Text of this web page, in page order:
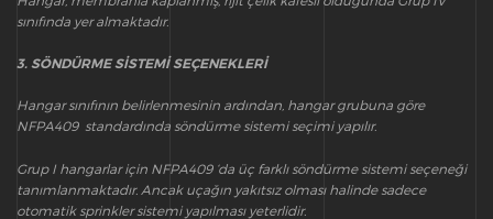
sınıfında yer almaktadır.
3. SÖNDÜRME SİSTEMİ SEÇENEKLERİ
Hangar sınıfının belirlenmesinin ardından, hangar grubuna göre
NFPA409 standardında söndürme sistemi seçimi yapılır.
Grup I hangarlar için NFPA409 ‘da üç farklı söndürme sistemi seçeneği
tanımlanmaktadır. Ancak uçağın yakıtsız olması halinde sadece
otomatik sprinkler sistemi yapılması yeterlidir.